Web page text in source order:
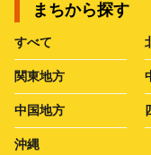
まちから探す
すべて
関東地方
中国地方
沖縄